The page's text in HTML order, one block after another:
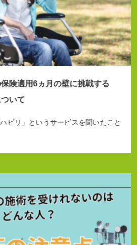
険適用6ヵ月の壁に挑戦する
いて
ビリ」というサービスを聞いたこと